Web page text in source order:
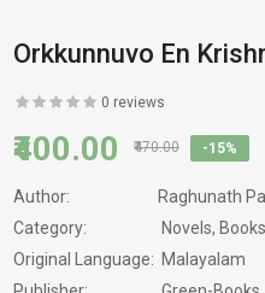
Orkkunnuvo En
0 reviews
₹400.00 ₹470.00 -15%
Author:
Raghunath
Category:
Novels,
Original Language: Malayalam